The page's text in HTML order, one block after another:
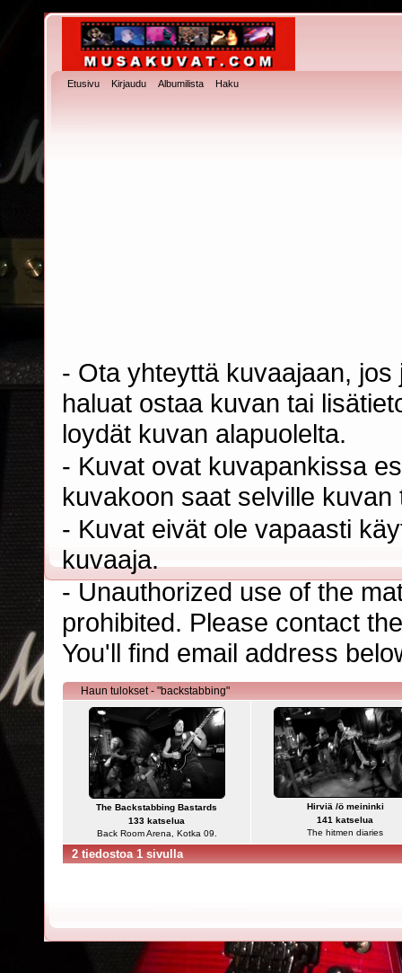
Etusivu Kirjaudu Albumilista Haku
- Ota yhteyttä kuvaajaan,
haluat ostaa kuvan tai
loydät kuvan alapuolelta.
- Kuvat ovat kuvapankissa
kuvakoon saat selville
- Kuvat eivät ole vapaasti
kuvaaja.
- Unauthorized use of the
prohibited. Please contact
You'll find email address
Haun tulokset - "backstabbing"
The Backstabbing Bastards
133 katselua
Back Room Arena, Kotka 09.
Hirviä /ö meininki
141 katselua
The hitmen diaries
2 tiedostoa 1 sivulla